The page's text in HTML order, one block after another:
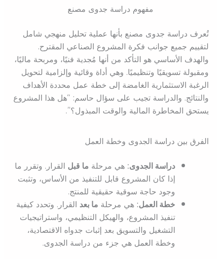
مفهوم دراسة جدوى مصنع
تُعرف دراسة جدوى مصنع بأنها عملية تحليل منهجي شامل
لتقييم جميع جوانب فكرة المشروع الصناعي المقترح.
والهدف الأساسي هو التأكد من أنها مُجدية فنيًا، ومربحة ماليًا،
ومقبولة تسويقيًا وتنظيميًا. وهي أداة وقائية وإلزامية لتحويل
الرغبة الاستثمارية الغامضة إلى خطة عمل محددة الأهداف
والنتائج. والدراسة تجيب على سؤال حاسم: “هل هذا المشروع
يستحق المخاطرة المالية والوقت المبذول؟”.
الفرق بين دراسة الجدوى وخطة العمل
دراسة الجدوى:هي مرحلة ما قبلالقرار. وتقرر ما
إذا كان المشروع قابل للتنفيذ من الأساس، وتثبت
وجود حاجة سوقية حقيقية للمنتج.
خطة العمل:هي مرحلة ما بعدالقرار. وتحدد كيفية
تنفيذ المشروع، والهيكل التنظيمي، واستراتيجيات
التشغيل والتسويق بعد إثبات جدواه الاقتصادية،
وخطة العمل هي جزء من دراسة الجدوى.